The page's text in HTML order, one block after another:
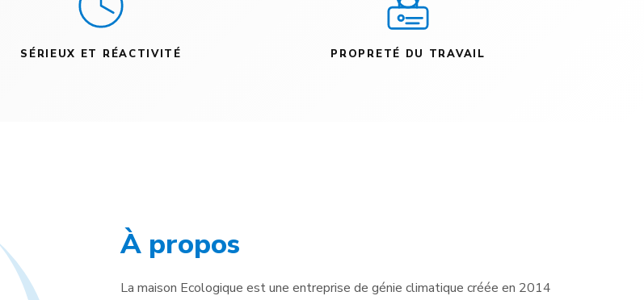
SÉRIEUX ET RÉACTIVITÉ PROPRETÉ DU TRAVAIL
À propos
La maison Ecologique est une entreprise de génie climatique créée en 2014